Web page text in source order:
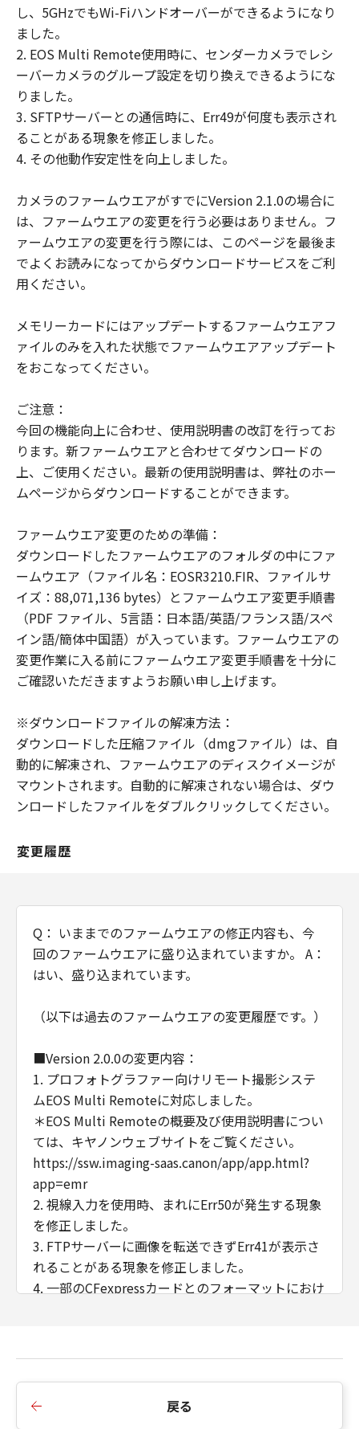
（スマートフォン、タブレット端末を含
下記 (2)により終了されるまで有効に存続
します。
(2) お客様が「本契約」のいずれかの条項
に違反した場合、「本契約」は直ちに終了
します。
(3) お客様は、上記(2) によって「本契約」
取り扱いについてキヤノンの指示に従うも
のとします。
(4) 第1条(2)および(3)、第2条から第7条ま
で並びに第10条の規定は、「本契約」の終
了後も効力を有するものとします。
U.S. GOVERNMENT RESTRICTED RIGHTS
NOTICE
"The Software is a ""commercial item,""
as that term is defined at 48 C.F.R. 2.101
computer software"" and ""commercial
computer software documentation,"" as
such terms are used in 48 C.F.R. 12.212
(Sept 1995).
Consistent with 48 C.F.R. 12.212 and 48
C.F.R. 227.7202-1 through 227.7202-4
(June 1995), all U.S. Government End
Users shall acquire the Software with
only those rights set forth herein.
Manufacturer is Canon Inc./30-2,
Shimomaruko 3-chome, Ohta-ku, Tokyo
146-8501, Japan.
本条項中で使用される"the Software"と
は、「本契約」中で定義される「許諾ソフ
トウェア」を意味し、指し示すものとしま
す。
分離可能性
「本契約」のいずれかの条項またはその一
部が法律により無効であると決定された場
するものとします。
キヤノン株式会社
し、5GHzでもWi-Fiハンドオーバーができるようになり
ました。
2. EOS Multi Remote使用時に、センダーカメラでレシ
ーバーカメラのグループ設定を切り換えできるようにな
りました。
3. SFTPサーバーとの通信時に、Err49が何度も表示され
ることがある現象を修正しました。
4. その他動作安定性を向上しました。
カメラのファームウエアがすでにVersion 2.1.0の場合に
は、ファームウエアの変更を行う必要はありません。フ
ァームウエアの変更を行う際には、このページを最後ま
でよくお読みになってからダウンロードサービスをご利
用ください。
メモリーカードにはアップデートするファームウエアフ
ァイルのみを入れた状態でファームウエアアップデート
をおこなってください。
ご注意：
今回の機能向上に合わせ、使用説明書の改訂を行ってお
ります。新ファームウエアと合わせてダウンロードの
上、ご使用ください。最新の使用説明書は、弊社のホー
ムページからダウンロードすることができます。
ファームウエア変更のための準備：
ダウンロードしたファームウエアのフォルダの中にファ
ームウエア（ファイル名：EOSR3210.FIR、ファイルサ
イズ：88,071,136 bytes）とファームウエア変更手順書
（PDF ファイル、5言語：日本語/英語/フランス語/スペ
イン語/簡体中国語）が入っています。ファームウエアの
変更作業に入る前にファームウエア変更手順書を十分に
ご確認いただきますようお願い申し上げます。
※ダウンロードファイルの解凍方法：
ダウンロードした圧縮ファイル（dmgファイル）は、自
動的に解凍され、ファームウエアのディスクイメージが
マウントされます。自動的に解凍されない場合は、ダウ
ンロードしたファイルをダブルクリックしてください。
変更履歴
Q： いままでのファームウエアの修正内容も、今
回のファームウエアに盛り込まれていますか。 A：
はい、盛り込まれています。
（以下は過去のファームウエアの変更履歴です。）
■Version 2.0.0の変更内容：
1. プロフォトグラファー向けリモート撮影システ
ムEOS Multi Remoteに対応しました。
＊EOS Multi Remoteの概要及び使用説明書につい
ては、キヤノンウェブサイトをご覧ください。
https://ssw.imaging-saas.canon/app/app.html?
app=emr
2. 視線入力を使用時、まれにErr50が発生する現象
を修正しました。
3. FTPサーバーに画像を転送できずErr41が表示さ
れることがある現象を修正しました。
4. 一部のCFexpressカードとのフォーマットにおけ
電源ON時にパスワードを要求する事ができるよう
戻る